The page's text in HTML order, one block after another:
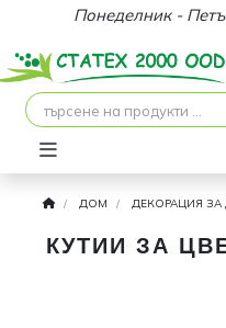
Понеделник -
ДОМ ДЕКОРАЦИЯ
КУТИИ ЗА